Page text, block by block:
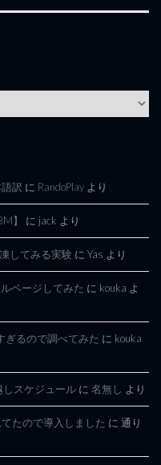
語訳 に RandoPlay より
】 に jack より
してみる実験 に Yas より
ベージしてみた に kouka よ
ぎるので調べてみた に kouka
しスケジュール に 名無し より
たので導入しました に 通り